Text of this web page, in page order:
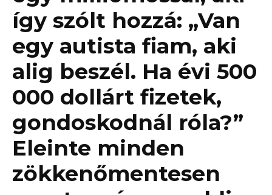
így szólt hozzá: „Van
egy autista fiam, aki
alig beszél. Ha évi 500
000 dollárt fizetek,
gondoskodnál róla?”
Eleinte minden
zökkenőmentesen